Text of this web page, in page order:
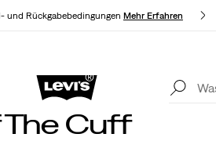
und Rückgabebedingungen Mehr Erfahren
of Levi’s® für dichMehr Erfahren
Cuff